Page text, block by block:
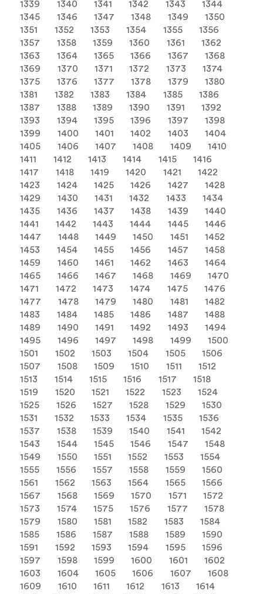
1339 1340 1341 1342 1343
1344
1345
1346 1347 1348 1349
1350
1351
1352 1353 1354 1355
1356
1357
1358 1359 1360 1361
1362
1363
1364 1365 1366 1367
1368
1369
1370 1371 1372 1373
1374
1375
1376 1377 1378 1379
1380
1381
1382 1383 1384 1385
1386
1387
1388 1389 1390 1391
1392
1393
1394 1395 1396 1397
1398
1399
1400 1401 1402 1403
1404
1405
1406 1407 1408 1409
1410
1411
1412 1413 1414 1415
1416
1417
1418 1419 1420 1421
1422
1423
1424 1425 1426 1427
1428
1429
1430 1431 1432 1433
1434
1435
1436 1437 1438 1439
1440
1441
1442 1443 1444 1445
1446
1447
1448 1449 1450 1451
1452
1453
1454 1455 1456 1457
1458
1459
1460 1461 1462 1463
1464
1465
1466 1467 1468 1469
1470
1471
1472 1473 1474 1475
1476
1477
1478 1479 1480 1481
1482
1483
1484 1485 1486 1487
1488
1489
1490 1491 1492 1493
1494
1495
1496 1497 1498 1499
1500
1501
1502 1503 1504 1505
1506
1507
1508 1509 1510 1511
1512
1513
1514 1515 1516 1517
1518
1519
1520 1521 1522 1523
1524
1525
1526 1527 1528 1529
1530
1531
1532 1533 1534 1535
1536
1537
1538 1539 1540 1541
1542
1543
1544 1545 1546 1547
1548
1549
1550 1551 1552 1553
1554
1555
1556 1557 1558 1559
1560
1561
1562 1563 1564 1565
1566
1567
1568 1569 1570 1571
1572
1573
1574 1575 1576 1577
1578
1579
1580 1581 1582 1583
1584
1585
1586 1587 1588 1589
1590
1591
1592 1593 1594 1595
1596
1597
1598 1599 1600 1601
1602
1603
1604 1605 1606 1607
1608
1609
1610 1611 1612 1613
1614